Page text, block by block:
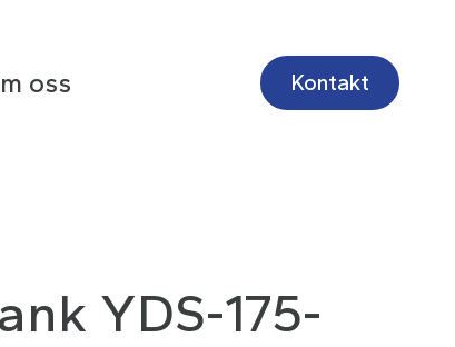
oss Kontakt
YDS-175-